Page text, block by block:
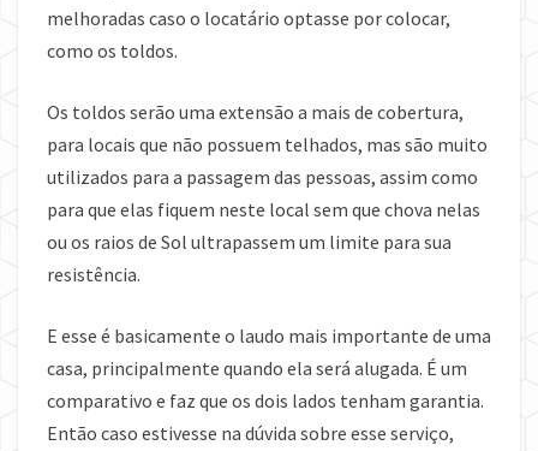
melhoradas caso o locatário optasse por colocar,
como os toldos.
Os toldos serão uma extensão a mais de cobertura,
para locais que não possuem telhados, mas são muito
utilizados para a passagem das pessoas, assim como
para que elas fiquem neste local sem que chova nelas
ou os raios de Sol ultrapassem um limite para sua
resistência.
E esse é basicamente o laudo mais importante de uma
casa, principalmente quando ela será alugada. É um
comparativo e faz que os dois lados tenham garantia.
Então caso estivesse na dúvida sobre esse serviço,